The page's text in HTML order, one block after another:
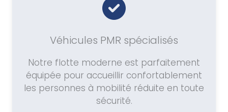
Véhicules PMR spécialisés
Notre flotte moderne est parfaitement
équipée pour accueillir confortablement
les personnes à mobilité réduite en toute
sécurité.